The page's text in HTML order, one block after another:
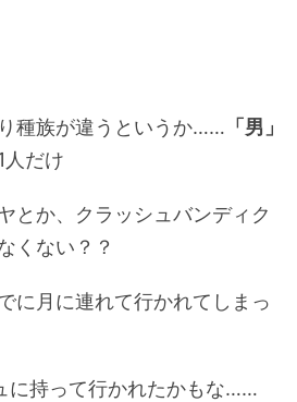
種族が違うというか…… 「男」
人だけ
とか、クラッシュバンディク
くない？？
に月に連れて行かれてしまっ
に持って行かれたかもな……